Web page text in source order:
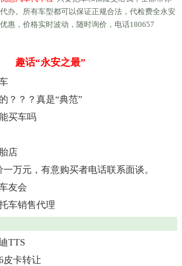
代办。所有车型都可以保证正规合法，代检费全永安
优惠，价格实时波动，随时询价，电话180657
趣话“永安之最”
？？？真是“典范”
买车吗
店
万元，有意购买者电话联系面谈。
友会
车销售代理
TTS
皮卡转让